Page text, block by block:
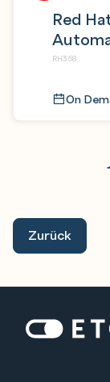
Red
RH358
On
Zurück
Startseite: